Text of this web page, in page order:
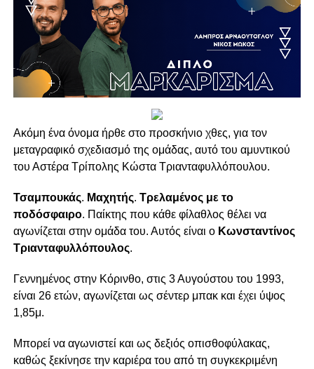
Ακόμη ένα όνομα ήρθε στο προσκήνιο χθες, για τον
μεταγραφικό σχεδιασμό της ομάδας, αυτό του αμυντικού
του Αστέρα Τρίπολης Κώστα Τριανταφυλλόπουλου.
Τσαμπουκάς. Μαχητής. Τρελαμένος με το
ποδόσφαιρο. Παίκτης που κάθε φίλαθλος θέλει να
αγωνίζεται στην ομάδα του. Αυτός είναι ο Κωνσταντίνος
Τριανταφυλλόπουλος.
Γεννημένος στην Κόρινθο, στις 3 Αυγούστου του 1993,
είναι 26 ετών, αγωνίζεται ως σέντερ μπακ και έχει ύψος
1,85μ.
Μπορεί να αγωνιστεί και ως δεξιός οπισθοφύλακας,
καθώς ξεκίνησε την καριέρα του από τη συγκεκριμένη